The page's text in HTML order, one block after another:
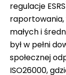
regulacje
małych i
był w pełni
społecznej
ISO26000,